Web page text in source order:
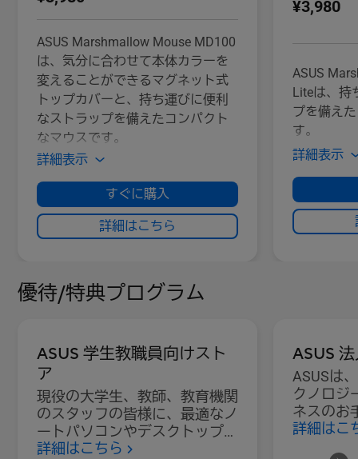
優待/特典プログラム
ASUS 学生教職員向けスト
ア
現役の大学生、教師、教育機関
のスタッフの皆様に、最適なノ
ートパソコンやデスクトップを
特別価格で提供します。
詳細はこちら
ASUS
ASUSは
クノロジ
ネスのお
購入やま
詳細はこ
ASUS Marshmallow Mouse MD100
は、気分に合わせて本体カラーを
変えることができるマグネット式
トップカバーと、持ち運びに便利
なストラップを備えたコンパクト
なマウスです。
詳細表示
すぐに購入
詳細はこちら
¥3,980
ASUS
Liteは、持
プを備え
す。
詳細表示